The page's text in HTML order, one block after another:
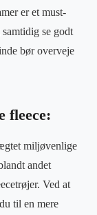
er et must-
se godt
bør overveje
fleece:
miljøvenlige
andet
Ved at
til en mere